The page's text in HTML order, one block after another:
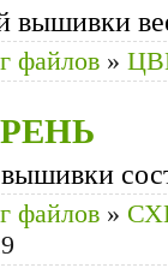
вышивки
файлов »
файлов »